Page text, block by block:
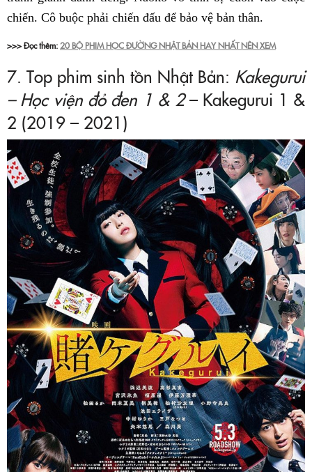
chiến. Cô buộc phải chiến đấu để bảo vệ bản thân.
>>> Đọc thêm: 20 BỘ PHIM HỌC ĐƯỜNG NHẬT BẢN HAY NHẤT NÊN XEM
7. Top phim sinh tồn Nhật Bản: Kakegurui
– Học viện đỏ đen 1 & 2– Kakegurui 1 &
2 (2019 – 2021)